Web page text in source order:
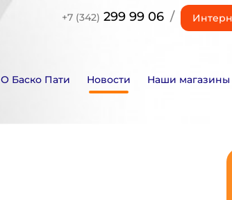
+7 (342) 299 99 06 /
О Баско Пати Новости Наши магазины